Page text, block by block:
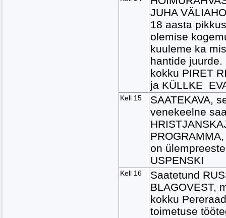
JUHA
18 aasta
olemise
kuuleme ka
hantide
kokku PIRET
ja KÜLLKE
Kell 15
SAATEKAVA,
venekeelne
on
USPENSKI
Kell 16
Saatetund
BLAGOVEST,
kokku
toimetuse